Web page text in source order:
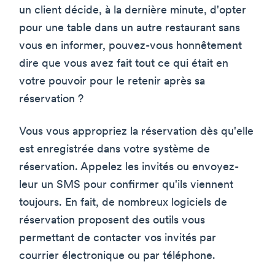
un client décide, à la dernière minute, d'opter
pour une table dans un autre restaurant sans
vous en informer, pouvez-vous honnêtement
dire que vous avez fait tout ce qui était en
votre pouvoir pour le retenir après sa
réservation ?
Vous vous appropriez la réservation dès qu'elle
est enregistrée dans votre système de
réservation. Appelez les invités ou envoyez-
leur un SMS pour confirmer qu'ils viennent
toujours. En fait, de nombreux logiciels de
réservation proposent des outils vous
permettant de contacter vos invités par
courrier électronique ou par téléphone.